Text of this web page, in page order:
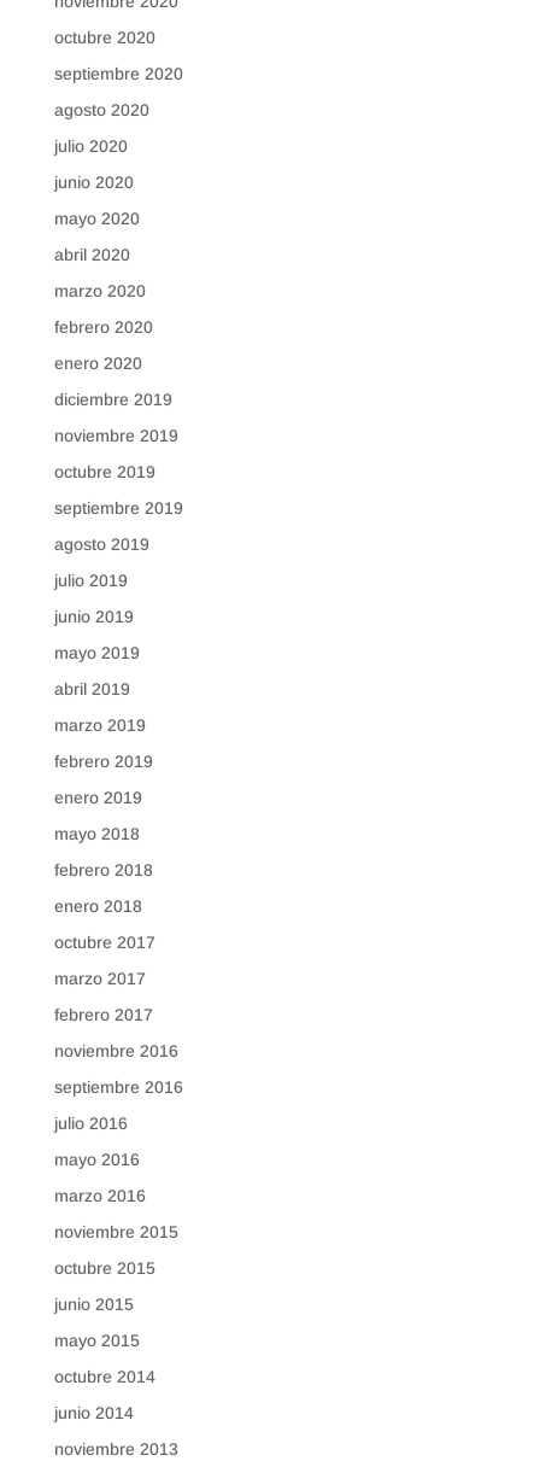
octubre 2020
septiembre 2020
agosto 2020
julio 2020
junio 2020
mayo 2020
abril 2020
marzo 2020
febrero 2020
enero 2020
diciembre 2019
noviembre 2019
octubre 2019
septiembre 2019
agosto 2019
julio 2019
junio 2019
mayo 2019
abril 2019
marzo 2019
febrero 2019
enero 2019
mayo 2018
febrero 2018
enero 2018
octubre 2017
marzo 2017
febrero 2017
noviembre 2016
septiembre 2016
julio 2016
mayo 2016
marzo 2016
noviembre 2015
octubre 2015
junio 2015
mayo 2015
octubre 2014
junio 2014
noviembre 2013